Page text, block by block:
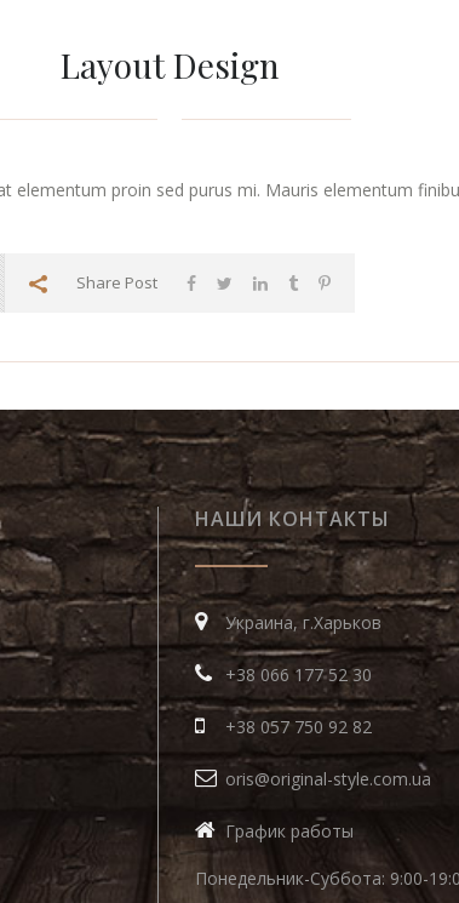
Layout Design
proin sed purus mi. Mauris elementum
Share Post
НАШИ КОНТАКТЫ
Украина, г.Харьков
+38 066 177 52 30
+38 057 750 92 82
oris@original-style.com.ua
График работы
Понедельник-Суббота: 9:00-